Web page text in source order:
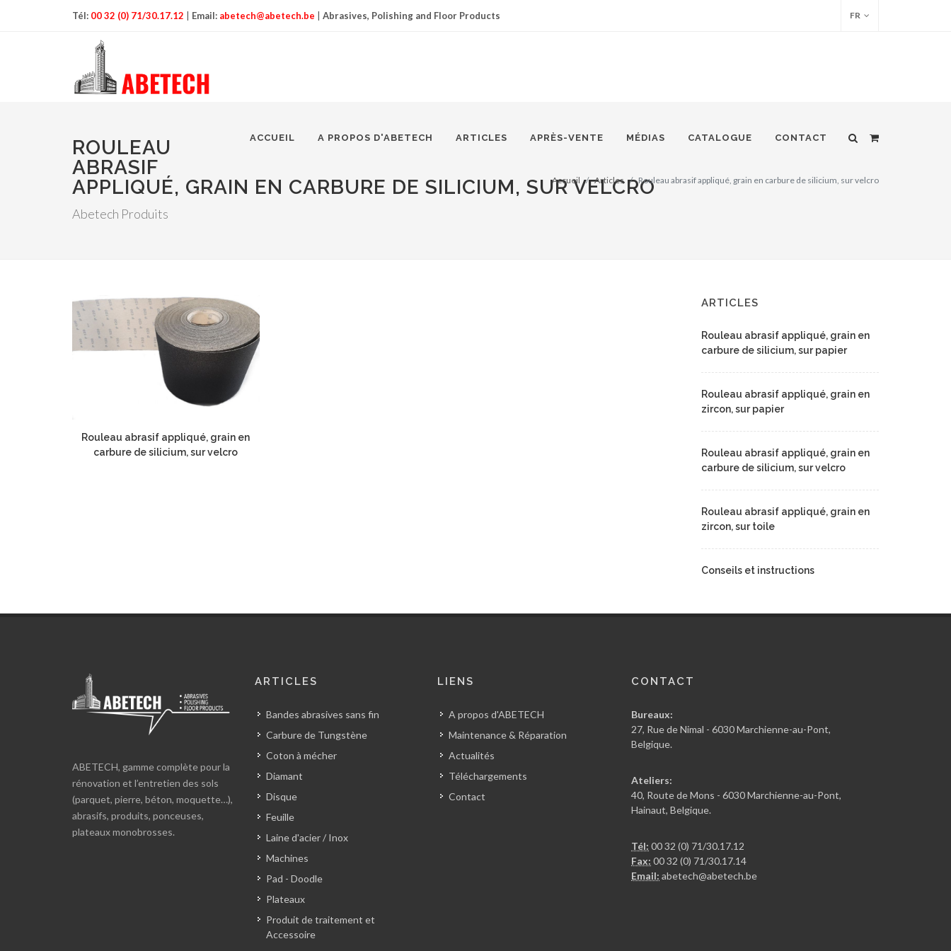
Tél: 00 32 (0) 71/30.17.12 Email: abetech@abetech.be Abrasives, Polishing and Floor Products FR
ACCUEIL A PROPOS D'ABETECH ARTICLES APRÈS-VENTE MÉDIAS CATALOGUE CONTACT
ROULEAU
ABRASIF
APPLIQUÉ, GRAIN EN CARBURE DE SILICIUM, SUR VELCRO
Abetech Produits
Accueil Articles Rouleau abrasif appliqué, grain en carbure de silicium, sur velcro
Rouleau abrasif appliqué, grain en
carbure de silicium, sur velcro
ARTICLES
Rouleau abrasif appliqué, grain en
carbure de silicium, sur papier
Rouleau abrasif appliqué, grain en
zircon, sur papier
Rouleau abrasif appliqué, grain en
carbure de silicium, sur velcro
Rouleau abrasif appliqué, grain en
zircon, sur toile
Conseils et instructions
ABETECH, gamme complète pour la
rénovation et l’entretien des sols
(parquet, pierre, béton, moquette…),
abrasifs, produits, ponceuses,
plateaux monobrosses.
ARTICLES
Bandes abrasives sans fin
Carbure de Tungstène
Coton à mécher
Diamant
Disque
Feuille
Laine d'acier / Inox
Machines
Pad - Doodle
Plateaux
Produit de traitement et
Accessoire
LIENS
A propos d'ABETECH
Maintenance & Réparation
Actualités
Téléchargements
Contact
CONTACT
Bureaux:
27, Rue de Nimal - 6030 Marchienne-au-Pont,
Belgique.
Ateliers:
40, Route de Mons - 6030 Marchienne-au-Pont,
Hainaut, Belgique.
Tél: 00 32 (0) 71/30.17.12
Fax: 00 32 (0) 71/30.17.14
Email: abetech@abetech.be